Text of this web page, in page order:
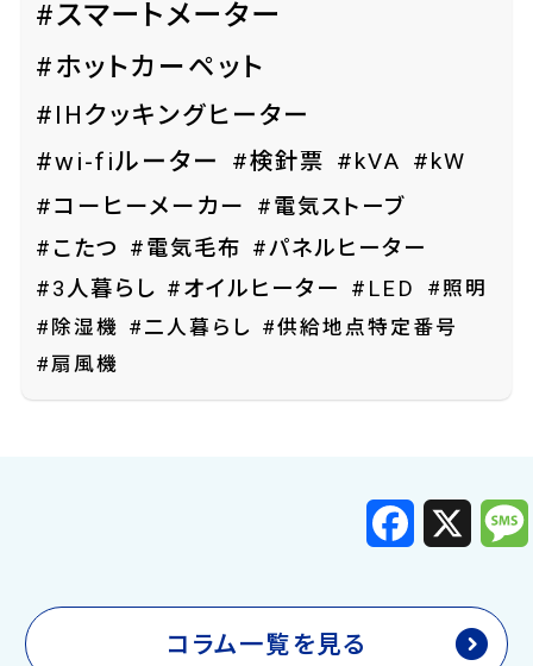
#スマートメーター
#ホットカーペット
#IHクッキングヒーター
#wi-fiルーター
#検針票 #kVA #kW
#コーヒーメーカー
#電気ストーブ
#こたつ
#電気毛布 #パネルヒーター
#3人暮らし #オイルヒーター #LED
#照明
#除湿機 #二人暮らし #供給地点特定番号
#扇風機
F
c
o
X
コラム一覧を見る